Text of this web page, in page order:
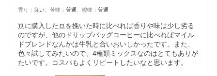
香り ： 良い 苦味 ： 普通 酸味 ： 普通
別に購入した豆を挽いた時に比べれば香りや味は少し劣る
のですが、他のドリップバッグコーヒーに比べればマイル
ドブレンドなんかは牛乳と合いおいしかったです。また、
色々試してみたいので、4種類ミックスなのはとてもありが
たいです。コスパもよくリピートしたいなと思います。